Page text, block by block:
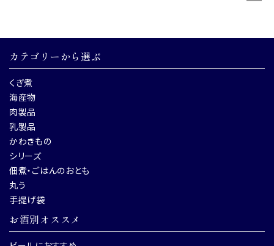
カテゴリーから選ぶ
くぎ煮
海産物
肉製品
乳製品
かわきもの
シリーズ
佃煮・ごはんのおとも
丸う
手提げ袋
お酒別オススメ